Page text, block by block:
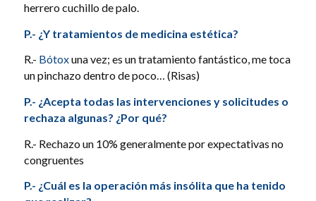
herrero cuchillo de palo.
P.- ¿Y tratamientos de medicina estética?
R.- Bótoxuna vez; es un tratamiento fantástico, me toca
un pinchazo dentro de poco… (Risas)
P.- ¿Acepta todas las intervenciones y solicitudes o
rechaza algunas? ¿Por qué?
R.- Rechazo un 10% generalmente por expectativas no
congruentes
P.- ¿Cuál es la operación más insólita que ha tenido